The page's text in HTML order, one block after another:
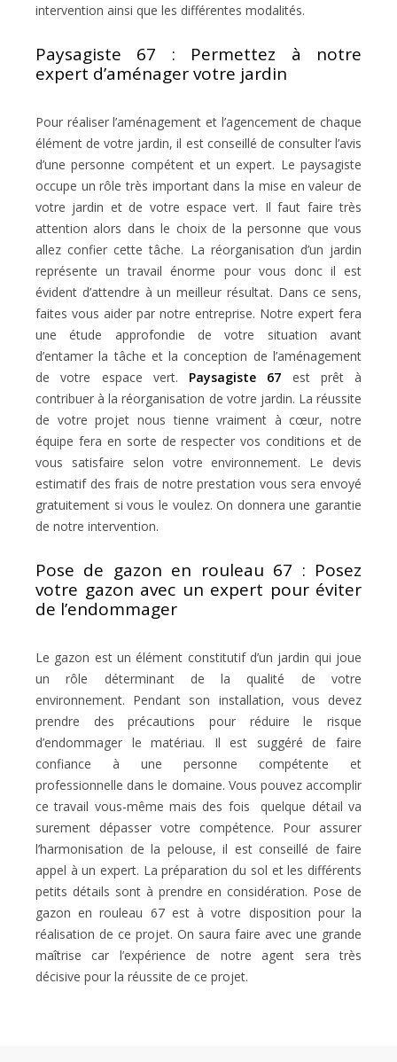
intervention ainsi que les différentes modalités.
Paysagiste 67 : Permettez à notre
expert d’aménager votre jardin
Pour réaliser l’aménagement et l’agencement de chaque
élément de votre jardin, il est conseillé de consulter l’avis
d’une personne compétent et un expert. Le paysagiste
occupe un rôle très important dans la mise en valeur de
votre jardin et de votre espace vert. Il faut faire très
attention alors dans le choix de la personne que vous
allez confier cette tâche. La réorganisation d’un jardin
représente un travail énorme pour vous donc il est
évident d’attendre à un meilleur résultat. Dans ce sens,
faites vous aider par notre entreprise. Notre expert fera
une étude approfondie de votre situation avant
d’entamer la tâche et la conception de l’aménagement
de votre espace vert. Paysagiste 67 est prêt à
contribuer à la réorganisation de votre jardin. La réussite
de votre projet nous tienne vraiment à cœur, notre
équipe fera en sorte de respecter vos conditions et de
vous satisfaire selon votre environnement. Le devis
estimatif des frais de notre prestation vous sera envoyé
gratuitement si vous le voulez. On donnera une garantie
de notre intervention.
Pose de gazon en rouleau 67 : Posez
votre gazon avec un expert pour éviter
de l’endommager
Le gazon est un élément constitutif d’un jardin qui joue
un rôle déterminant de la qualité de votre
environnement. Pendant son installation, vous devez
prendre des précautions pour réduire le risque
d’endommager le matériau. Il est suggéré de faire
confiance à une personne compétente et
professionnelle dans le domaine. Vous pouvez accomplir
ce travail vous-même mais des fois quelque détail va
surement dépasser votre compétence. Pour assurer
l’harmonisation de la pelouse, il est conseillé de faire
appel à un expert. La préparation du sol et les différents
petits détails sont à prendre en considération. Pose de
gazon en rouleau 67 est à votre disposition pour la
réalisation de ce projet. On saura faire avec une grande
maîtrise car l’expérience de notre agent sera très
décisive pour la réussite de ce projet.